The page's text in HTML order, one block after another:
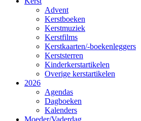
Advent
Kerstboeken
Kerstmuziek
Kerstfilms
Kerstkaarten/-boekenleggers
Kerststerren
Kinderkerstartikelen
Overige kerstartikelen
2026
Agendas
Dagboeken
Kalenders
Moeder/Vaderdag